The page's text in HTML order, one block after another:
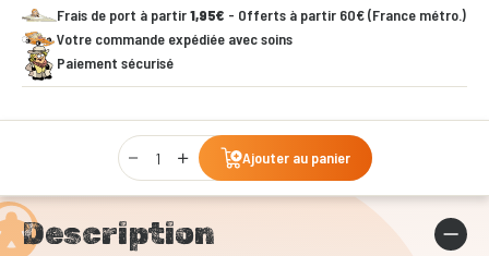
Frais de port à partir1,95€ - Offerts à partir 60€ (France métro.)
Votre commande expédiée avec soins
Paiement sécurisé
Qty
Ajouter au panier
Description